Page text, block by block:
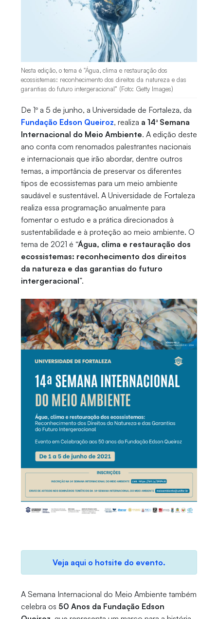
Nesta edição, o tema é "Água, clima e restauração dos
ecossistemas: reconhecimento dos direitos da natureza e das
garantias do futuro intergeracional” (Foto: Getty Images)
De 1º a 5 de junho, a Universidade de Fortaleza, da
Fundação Edson Queiroz, realiza a 14ª Semana
Internacional do Meio Ambiente. A edição deste
ano conta com renomados palestrantes nacionais
e internacionais que irão abordar, dentre outros
temas, a importância de preservar os diferentes
tipos de ecossistemas para um meio ambiente
saudável e sustentável. A Universidade de Fortaleza
realiza essa programação anualmente para
fomentar o estudo e a prática direcionados à
sustentabilidade e à proteção ao meio ambiente. O
tema de 2021 é “Água, clima e restauração dos
ecossistemas: reconhecimento dos direitos
da natureza e das garantias do futuro
intergeracional”.
Veja aqui o hotsite do evento.
A Semana Internacional do Meio Ambiente também
celebra os 50 Anos da Fundação Edson